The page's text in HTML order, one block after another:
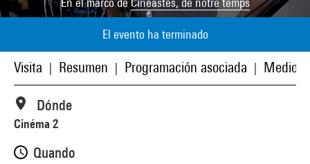
El evento ha terminado
Visita Resumen Programación asociada Medios
Dónde
Cinéma 2
Quando